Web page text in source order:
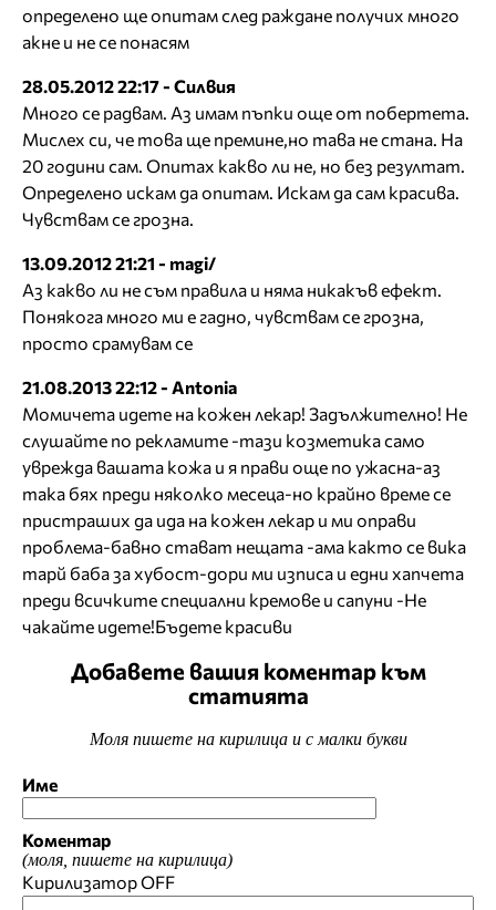
определено ще опитам след раждане получих много
акне и не се понасям
28.05.2012 22:17 - Силвия
Много се радвам. Аз имам пъпки още от побертета.
Мислех си, че това ще премине,но тава не стана. На
20 години сам. Опитах какво ли не, но без резултат.
Определено искам да опитам. Искам да сам красива.
Чувствам се грозна.
13.09.2012 21:21 - magi/
Аз какво ли не съм правила и няма никакъв ефект.
Понякога много ми е гадно, чувствам се грозна,
просто срамувам се
21.08.2013 22:12 - Antonia
Момичета идете на кожен лекар! Задължително! Не
слушайте по рекламите -тази козметика само
уврежда вашата кожа и я прави още по ужасна-аз
така бях преди няколко месеца-но крайно време се
пристраших да ида на кожен лекар и ми оправи
проблема-бавно стават нещата -ама както се вика
тарй баба за хубост-дори ми изписа и едни хапчета
преди всичките специални кремове и сапуни -Не
чакайте идете!Бъдете красиви
Добавете вашия коментар към
статията
Моля пишете на кирилица и с малки букви
Име
Коментар
(моля, пишете на кирилица)
КирилизаторOFF